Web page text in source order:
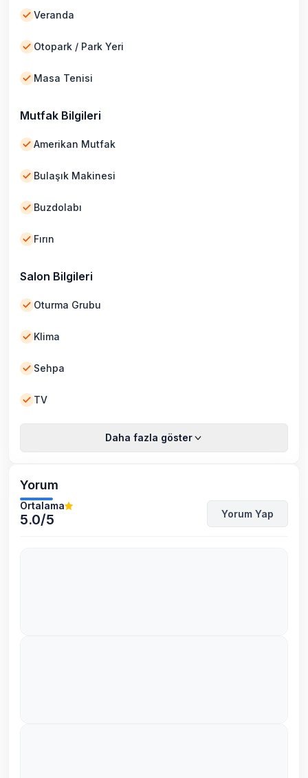
Veranda
Otopark / Park Yeri
Masa Tenisi
Mutfak Bilgileri
Amerikan Mutfak
Bulaşık Makinesi
Buzdolabı
Fırın
Salon Bilgileri
Oturma Grubu
Klima
Sehpa
TV
Daha fazla göster
Yorum
Ortalama
5.0/5 Yorum Yap